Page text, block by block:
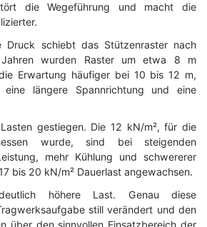
die Wegeführung und macht die
Druck schiebt das Stützenraster nach
wurden Raster um etwa 8 m
Erwartung häufiger bei 10 bis 12 m,
eine längere Spannrichtung und eine
gestiegen. Die 12 kN/m², für die
wurde, sind bei steigenden
mehr Kühlung und schwererer
bis 20 kN/m² Dauerlast angewachsen.
höhere Last. Genau diese
still verändert und den
über den sinnvollen Einsatzbereich der